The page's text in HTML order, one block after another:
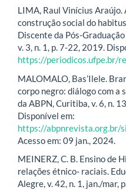
LIMA, Raul Vinícius Araújo.
construção social do
Discente da Pós-
v. 3, n. 1, p. 7-22, 2019.
https://periodicos.ufpe.br/
MALOMALO, Bas’Ilele.
corpo negro: diálogo com a
da ABPN, Curitiba, v. 6, n.
Disponível em:
https://
Acesso em: 09 jan., 2024.
MEINERZ, C. B. Ensino de
relações étnico- raciais.
Alegre, v. 42, n. 1, jan./mar,